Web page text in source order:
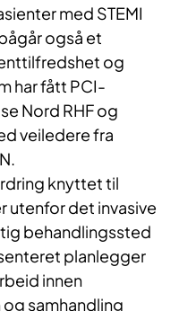
med STEMI
også et
og
har fått PCI-
Nord RHF og
veiledere fra
knyttet til
utenfor det invasive
behandlingssted
planlegger
innen
samhandling